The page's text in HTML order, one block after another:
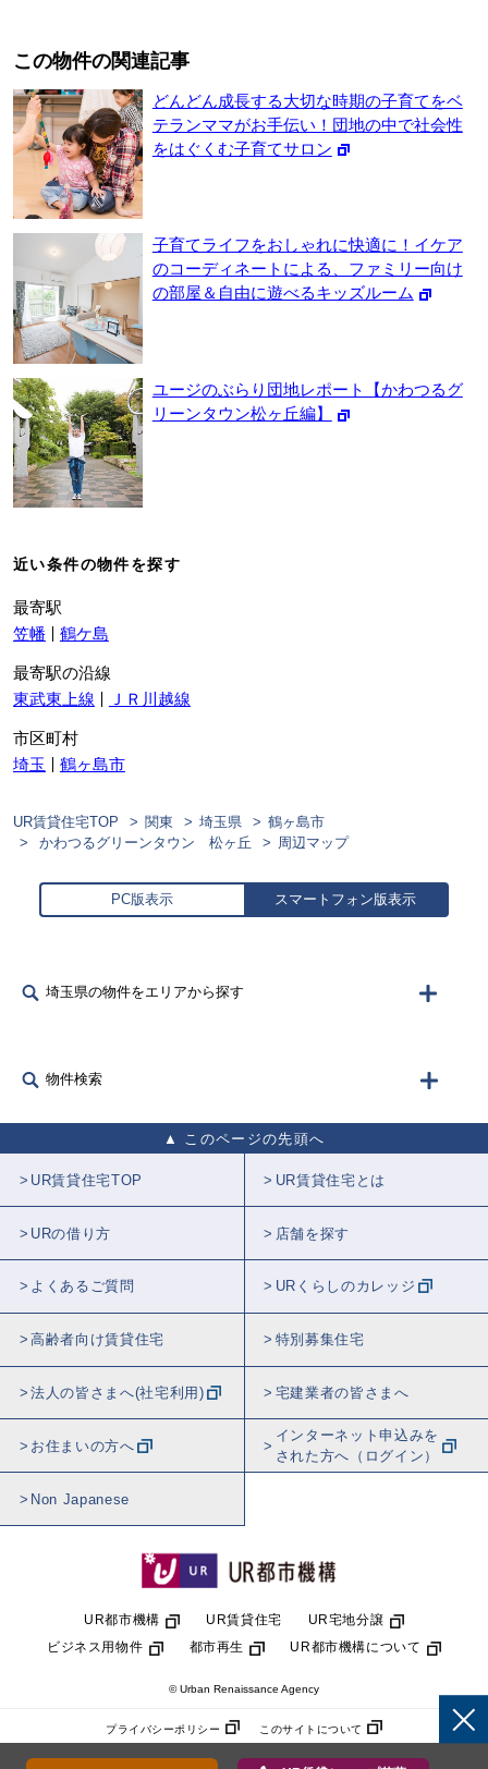
この物件の関連記事
どんどん成長する大切な時期の子育てをベ
テランママがお手伝い！団地の中で社会性
をはぐくむ子育てサロン
子育てライフをおしゃれに快適に！イケア
のコーディネートによる、ファミリー向け
の部屋＆自由に遊べるキッズルーム
ユージのぶらり団地レポート【かわつるグ
リーンタウン松ヶ丘編】
近い条件の物件を探す
最寄駅
笠幡
鶴ケ島
最寄駅の沿線
東武東上線
ＪＲ川越線
市区町村
埼玉
鶴ヶ島市
UR賃貸住宅TOP 関東 埼玉県
鶴ヶ島市
かわつるグリーンタウン 松ヶ丘
周辺マップ
PC版表示 スマートフォン版表示
埼玉県の物件をエリアから探す
物件検索
このページの先頭へ
UR賃貸住宅TOP UR賃貸住宅とは
URの借り方 店舗を探す
よくあるご質問 URくらしのカレッジ
高齢者向け賃貸住宅 特別募集住宅
法人の皆さまへ(社宅利用) 宅建業者の皆さまへ
お住まいの方へ
インターネット申込みを
された方へ（ログイン）
Non Japanese
UR都市機構 UR賃貸住宅
UR宅地分譲
ビジネス用物件
都市再生 UR都市機構について
© Urban Renaissance Agency
プライバシーポリシー このサイトについて